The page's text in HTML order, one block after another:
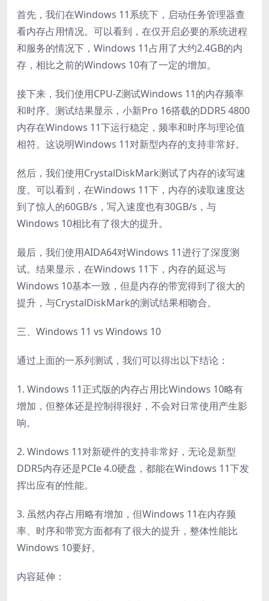
首先，我们在Windows 11系统下，启动任务管理器查
看内存占用情况。可以看到，在仅开启必要的系统进程
和服务的情况下，Windows 11占用了大约2.4GB的内
存，相比之前的Windows 10有了一定的增加。
接下来，我们使用CPU-Z测试Windows 11的内存频率
和时序。测试结果显示，小新Pro 16搭载的DDR5 4800
内存在Windows 11下运行稳定，频率和时序与理论值
相符。这说明Windows 11对新型内存的支持非常好。
然后，我们使用CrystalDiskMark测试了内存的读写速
度。可以看到，在Windows 11下，内存的读取速度达
到了惊人的60GB/s，写入速度也有30GB/s，与
Windows 10相比有了很大的提升。
最后，我们使用AIDA64对Windows 11进行了深度测
试。结果显示，在Windows 11下，内存的延迟与
Windows 10基本一致，但是内存的带宽得到了很大的
提升，与CrystalDiskMark的测试结果相吻合。
三、Windows 11 vs Windows 10
通过上面的一系列测试，我们可以得出以下结论：
1. Windows 11正式版的内存占用比Windows 10略有
增加，但整体还是控制得很好，不会对日常使用产生影
响。
2. Windows 11对新硬件的支持非常好，无论是新型
DDR5内存还是PCIe 4.0硬盘，都能在Windows 11下发
挥出应有的性能。
3. 虽然内存占用略有增加，但Windows 11在内存频
率、时序和带宽方面都有了很大的提升，整体性能比
Windows 10要好。
内容延伸：